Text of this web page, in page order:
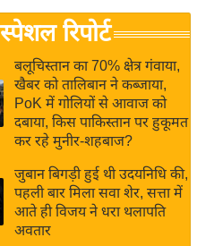
स्पेशल रिपोर्ट
बलूचिस्तान का 70% क्षेत्र गंवाया,
खैबर को तालिबान ने कब्जाया,
PoK में गोलियों से आवाज को
दबाया, किस पाकिस्तान पर हुकूमत
कर रहे मुनीर-शहबाज?
जुबान बिगड़ी हुई थी उदयनिधि की,
पहली बार मिला सवा शेर, सत्ता में
आते ही विजय ने धरा थलापति
अवतार